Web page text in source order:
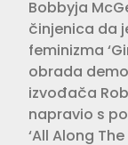
Bobbyja
činjenica da
feminizma
obrada
izvođača
napravio s
‘All Along